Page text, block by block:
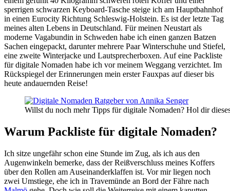
sperrigen schwarzen Keyboard-Tasche steige ich am Hauptbahnhof
in einen Eurocity Richtung Schleswig-Holstein. Es ist der letzte Tag
meines alten Lebens in Deutschland. Für meinen Neustart als
moderne Vagabundin in Schweden habe ich einen ganzen Batzen
Sachen eingepackt, darunter mehrere Paar Winterschuhe und Stiefel,
eine zweite Winterjacke und Lautsprecherboxen. Auf eine Packliste
für digitale Nomaden habe ich vor meinem Weggang verzichtet. Im
Rückspiegel der Erinnerungen mein erster Fauxpas auf dieser bis
heute andauernden Reise!
Willst du noch mehr Tipps für digitale Nomaden? Hol dir
Warum Packliste für digitale Nomaden?
Ich sitze ungefähr schon eine Stunde im Zug, als ich aus den
Augenwinkeln bemerke, dass der Reißverschluss meines Koffers
über den Rollen am Auseinanderklaffen ist. Vor mir liegen noch
zwei Umstiege, ehe ich in Travemünde an Bord der Fähre nach